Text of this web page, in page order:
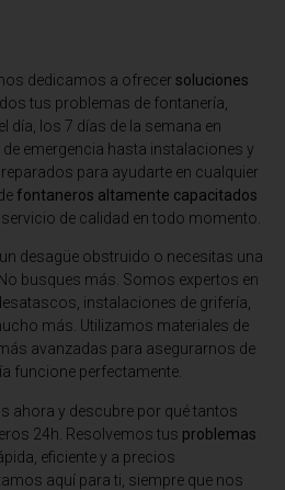
nos dedicamos a ofrecer soluciones
tus problemas de fontanería,
día, los 7 días de la semana en
emergencia hasta instalaciones y
para ayudarte en cualquier
fontaneros altamente capacitados
de calidad en todo momento.
desagüe obstruido o necesitas una
busques más. Somos expertos en
instalaciones de grifería,
más. Utilizamos materiales de
avanzadas para asegurarnos de
funcione perfectamente.
ahora y descubre por qué tantos
24h. Resolvemos tus problemas
eficiente y a precios
aquí para ti, siempre que nos